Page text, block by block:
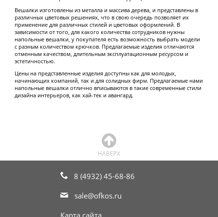
Вешалки изготовлены из металла и массива дерева, и представлены в
различных цветовых решениях, что в свою очередь позволяет их
применение для различных стилей и цветовых оформлений. В
зависимости от того, для какого количества сотрудников нужны
напольные вешалки, у покупателя есть возможность выбрать модели
с разным количеством крючков. Предлагаемые изделия отличаются
отменным качеством, длительным эксплуатационным ресурсом и
эстетичностью.
Цены на представленные изделия доступны как для молодых,
начинающих компаний, так и для солидных фирм. Предлагаемые нами
напольные вешалки отлично вписываются в такие современные стили
дизайна интерьеров, как хай-тек и авангард.
8 (4932) 45-68-86
sale@ofkos.ru
Карта сайта